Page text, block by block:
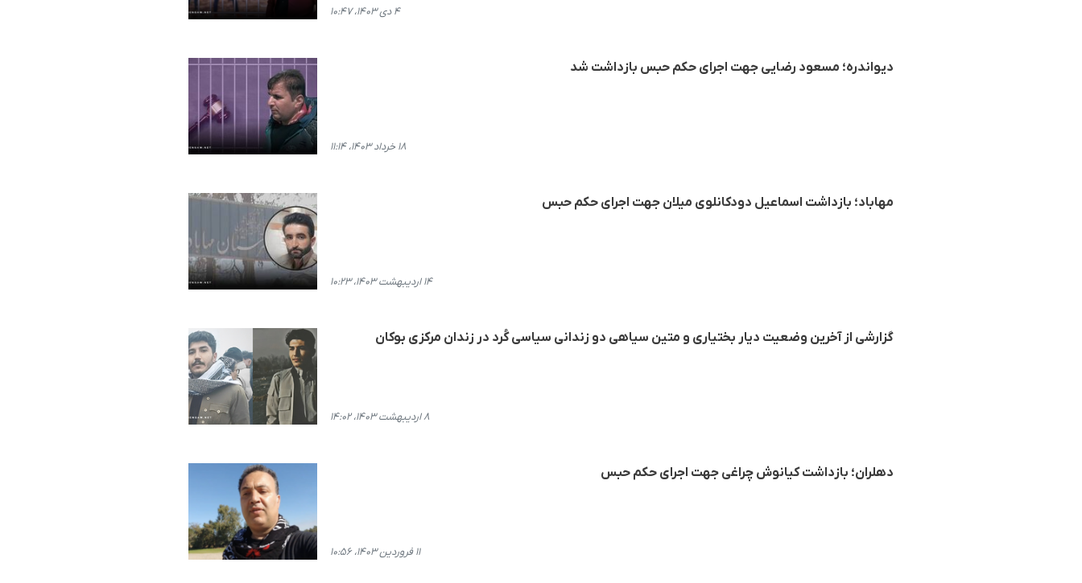
۴ دی ۱۴۰۳، ۱۰:۴۷
دیواندره؛ مسعود رضایی جهت اجرای حکم حبس بازداشت شد
۱۸ خرداد ۱۴۰۳، ۱۱:۱۴
مهاباد؛ بازداشت اسماعیل دودکانلوی میلان جهت اجرای حکم حبس
۱۴ اردیبهشت ۱۴۰۳، ۱۰:۲۳
گزارشی از آخرین وضعیت دیار بختیاری و متین سیاهی دو زندانی سیاسی کُرد در زندان مرکزی بوکان
۸ اردیبهشت ۱۴۰۳، ۱۴:۰۲
دهلران؛ بازداشت کیانوش چراغی جهت اجرای حکم حبس
۱۱ فروردین ۱۴۰۳، ۱۰:۵۶